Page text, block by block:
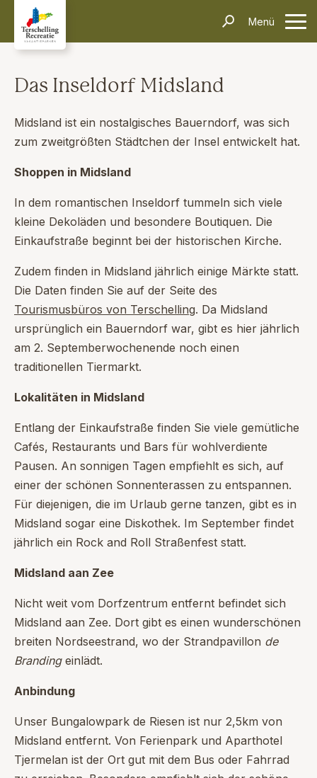
Menü
Kontakt
Unterkünfte
Informationen
Häufig gestellte Fragen
Anreise & Transport
Dörfer & Einkaufen
Aktivitäten & Tipps
Über Terschelling
Inselerlebnisse
Kontakt
Suchen und Buchen
Das Inseldorf Midsland
Midsland ist ein nostalgisches Bauerndorf, was sich
zum zweitgrößten Städtchen der Insel entwickelt hat.
Shoppen in Midsland
In dem romantischen Inseldorf tummeln sich viele
kleine Dekoläden und besondere Boutiquen. Die
Einkaufstraße beginnt bei der historischen Kirche.
Zudem finden in Midsland jährlich einige Märkte statt.
Die Daten finden Sie auf der Seite des
Tourismusbüros von Terschelling. Da Midsland
ursprünglich ein Bauerndorf war, gibt es hier jährlich
am 2. Septemberwochenende noch einen
traditionellen Tiermarkt.
Lokalitäten in Midsland
Entlang der Einkaufstraße finden Sie viele gemütliche
Cafés, Restaurants und Bars für wohlverdiente
Pausen. An sonnigen Tagen empfiehlt es sich, auf
einer der schönen Sonnenterassen zu entspannen.
Für diejenigen, die im Urlaub gerne tanzen, gibt es in
Midsland sogar eine Diskothek. Im September findet
jährlich ein Rock and Roll Straßenfest statt.
Midsland aan Zee
Nicht weit vom Dorfzentrum entfernt befindet sich
Midsland aan Zee. Dort gibt es einen wunderschönen
breiten Nordseestrand, wo der Strandpavillon de
Brandingeinlädt.
Anbindung
Unser Bungalowpark de Riesen ist nur 2,5km von
Midsland entfernt. Von Ferienpark und Aparthotel
Tjermelan ist der Ort gut mit dem Bus oder Fahrrad